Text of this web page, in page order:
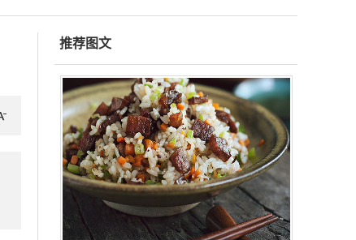
推荐图文